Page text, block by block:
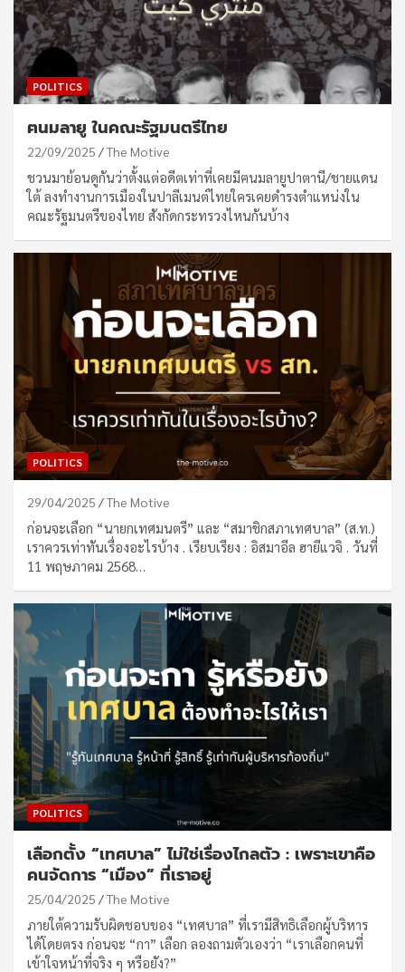
POLITICS
ฅนมลายู ในคณะรัฐมนตรีไทย
22/09/2025 The Motive
ชวนมาย้อนดูกันว่าตั้งแต่อดีตเท่าที่เคยมีฅนมลายูปาตานี/ชายแดน
ใต้ ลงทำงานการเมืองในปาลีเมนต์ไทยใครเคยดำรงตำแหน่งใน
คณะรัฐมนตรีของไทย สังกัดกระทรวงไหนกันบ้าง
POLITICS
29/04/2025 The Motive
ก่อนจะเลือก “นายกเทศมนตรี” และ “สมาชิกสภาเทศบาล” (ส.ท.)
เราควรเท่าทันเรื่องอะไรบ้าง . เรียบเรียง : อิสมาอีล ฮายีแวจิ . วันที่
11 พฤษภาคม 2568…
POLITICS
เลือกตั้ง “เทศบาล” ไม่ใช่เรื่องไกลตัว : เพราะเขาคือ
คนจัดการ “เมือง” ที่เราอยู่
25/04/2025 The Motive
ภายใต้ความรับผิดชอบของ “เทศบาล” ที่เรามีสิทธิเลือกผู้บริหาร
ได้โดยตรง ก่อนจะ “กา” เลือก ลองถามตัวเองว่า “เราเลือกคนที่
เข้าใจหน้าที่จริง ๆ หรือยัง?”